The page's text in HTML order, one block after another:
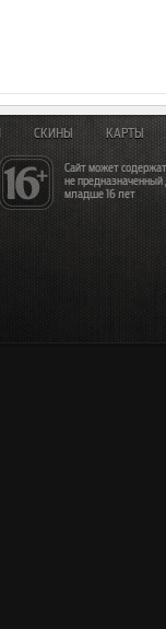
Сайт может
не
младше 16 лет
СКИНЫ КАРТЫ